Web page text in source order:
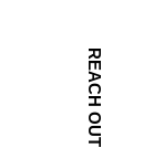
REACH OUT